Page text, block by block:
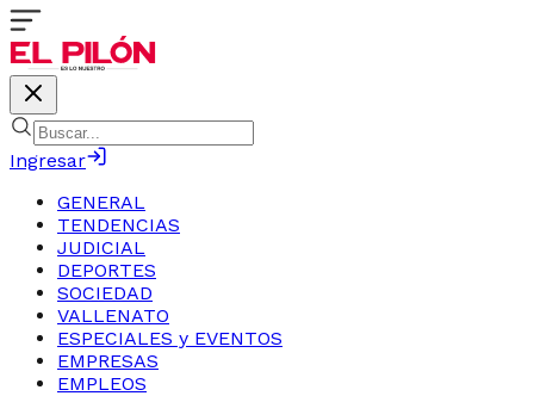
Ingresar
GENERAL
TENDENCIAS
JUDICIAL
DEPORTES
SOCIEDAD
VALLENATO
ESPECIALES y EVENTOS
EMPRESAS
EMPLEOS